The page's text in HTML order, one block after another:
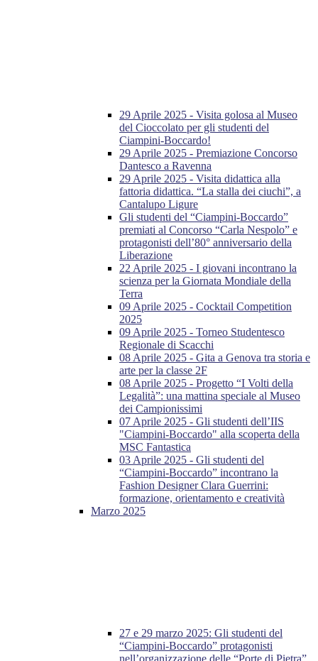
29 Aprile 2025 - Visita golosa al Museo
del Cioccolato per gli studenti del
Ciampini-Boccardo!
29 Aprile 2025 - Premiazione Concorso
Dantesco a Ravenna
29 Aprile 2025 - Visita didattica alla
fattoria didattica. “La stalla dei ciuchi”, a
Cantalupo Ligure
Gli studenti del “Ciampini-Boccardo”
premiati al Concorso “Carla Nespolo” e
protagonisti dell’80° anniversario della
Liberazione
22 Aprile 2025 - I giovani incontrano la
scienza per la Giornata Mondiale della
Terra
09 Aprile 2025 - Cocktail Competition
2025
09 Aprile 2025 - Torneo Studentesco
Regionale di Scacchi
08 Aprile 2025 - Gita a Genova tra storia e
arte per la classe 2F
08 Aprile 2025 - Progetto “I Volti della
Legalità”: una mattina speciale al Museo
dei Campionissimi
07 Aprile 2025 - Gli studenti dell’IIS
"Ciampini-Boccardo" alla scoperta della
MSC Fantastica
03 Aprile 2025 - Gli studenti del
“Ciampini-Boccardo” incontrano la
Fashion Designer Clara Guerrini:
formazione, orientamento e creatività
Marzo 2025
27 e 29 marzo 2025: Gli studenti del
“Ciampini-Boccardo” protagonisti